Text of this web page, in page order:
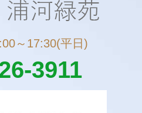
～17:30(平日)
3911